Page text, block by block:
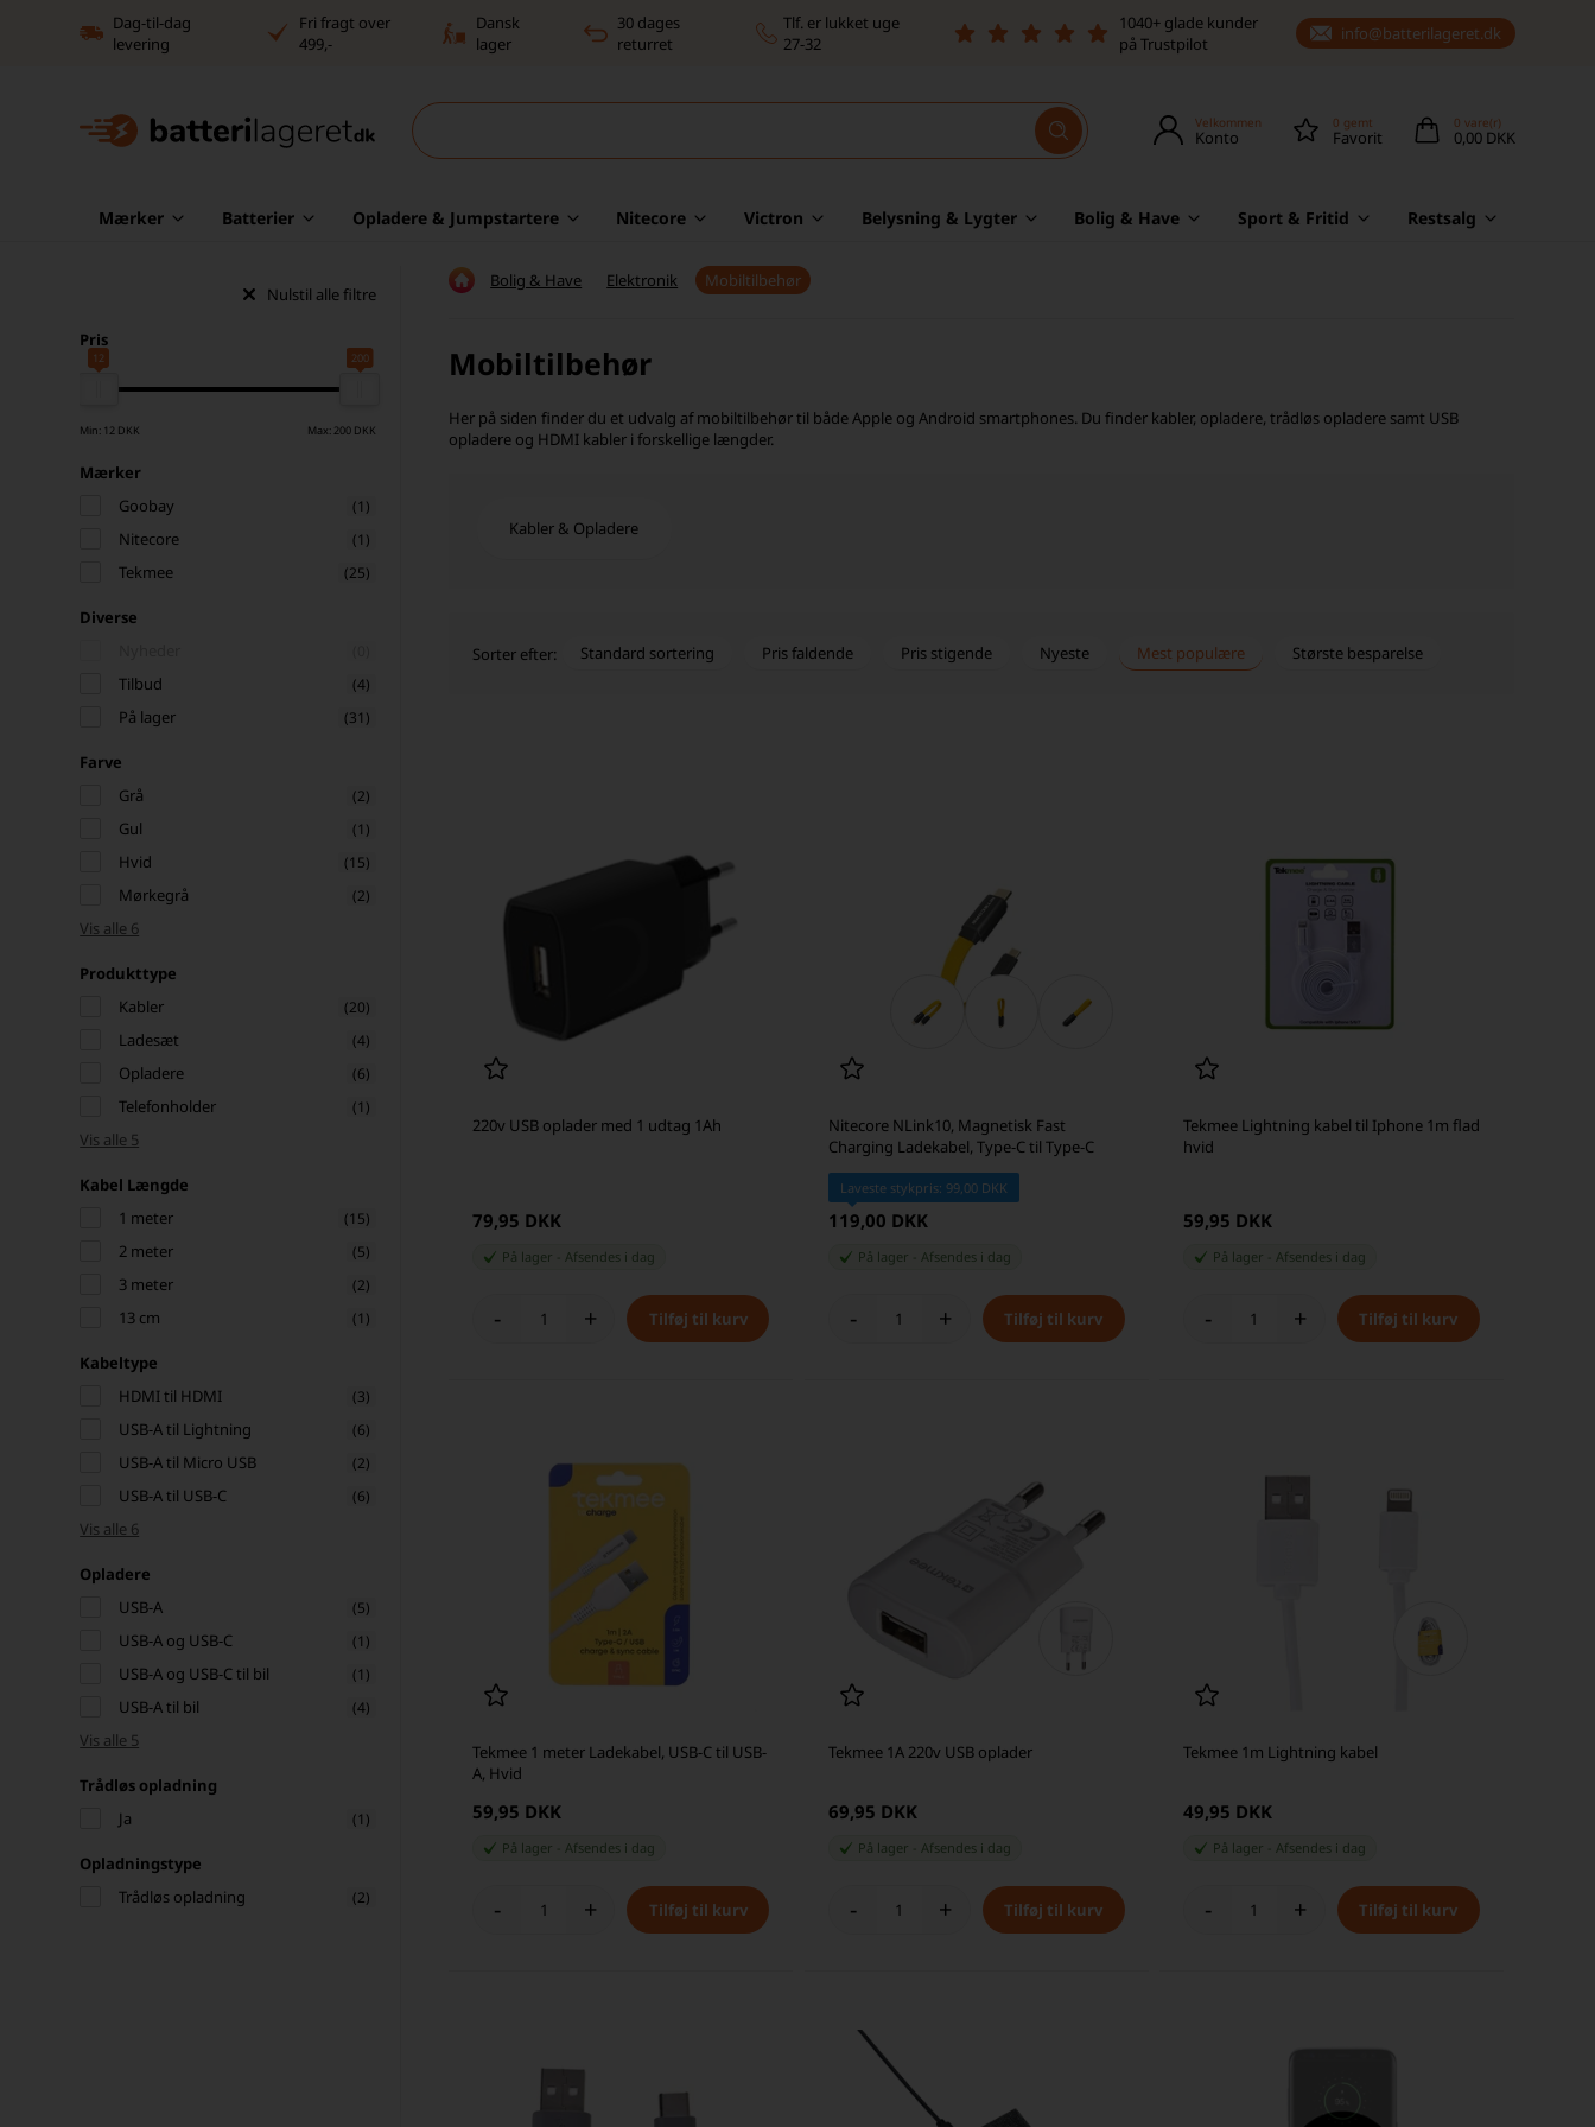
Dag-til-dag
levering
Fri fragt over
499,-
Dansk
lager
30 dages
returret
Tlf. er lukket uge
27-32
1040+ glade kunder
på Trustpilot
info@batterilageret.dk
Velkommen
Konto
0 gemt
Favorit
0 vare(r)
0,00 DKK
Mærker Batterier Opladere & Jumpstartere Nitecore Victron Belysning & Lygter Bolig & Have Sport & Fritid Restsalg
Nulstil alle filtre
Pris
12 200
Min: 12 DKK Max: 200 DKK
Mærker
Goobay
(1)
Nitecore (1)
Tekmee (25)
Diverse
Tilbud (4)
På lager (31)
Farve
Grå
(2)
Gul (1)
Hvid (15)
Mørkegrå (2)
Vis alle 6
Produkttype
Kabler
(20)
Ladesæt (4)
Opladere (6)
Telefonholder (1)
Vis alle 5
Kabel Længde
1 meter
(15)
2 meter (5)
3 meter (2)
13 cm (1)
Kabeltype
HDMI til HDMI
(3)
USB-A til Lightning (6)
USB-A til Micro USB (2)
USB-A til USB-C (6)
Vis alle 6
Opladere
USB-A
(5)
USB-A og USB-C (1)
USB-A og USB-C til bil (1)
USB-A til bil (4)
Vis alle 5
Trådløs opladning
Ja
(1)
Opladningstype
Trådløs opladning
(2)
Bolig & Have Elektronik Mobiltilbehør
Mobiltilbehør
Her på siden finder du et udvalg af mobiltilbehør til både Apple og Android smartphones. Du finder kabler, opladere, trådløs opladere samt USB
opladere og HDMI kabler i forskellige længder.
Kabler & Opladere
Sorter efter: Standard sortering Pris faldende Pris stigende Nyeste Mest populære Største besparelse
220v USB oplader med 1 udtag 1Ah
79,95 DKK
På lager Afsendes i dag
- +
Nitecore NLink10, Magnetisk Fast
Charging Ladekabel, Type-C til Type-C
Laveste stykpris: 99,00 DKK
119,00 DKK
På lager Afsendes i dag
- +
Tekmee Lightning kabel til Iphone 1m flad
hvid
59,95 DKK
På lager Afsendes i dag
- +
Tekmee 1 meter Ladekabel, USB-C til USB-
A, Hvid
59,95 DKK
På lager Afsendes i dag
- +
Tekmee 1A 220v USB oplader
69,95 DKK
På lager Afsendes i dag
- +
Tekmee 1m Lightning kabel
49,95 DKK
På lager Afsendes i dag
- +